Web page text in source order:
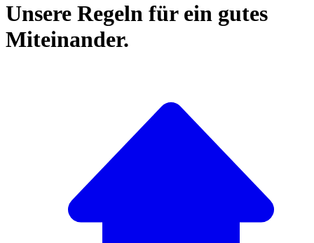
Unsere Regeln für ein gutes
Miteinander.